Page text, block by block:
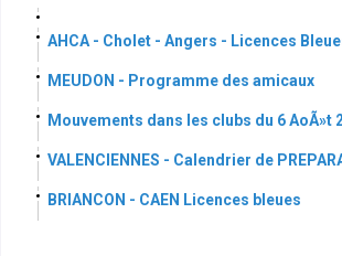
AHCA - Cholet - Angers - Licences
MEUDON - Programme des amicaux
Mouvements dans les clubs du 6 AoÃ»t
VALENCIENNES - Calendrier de
BRIANCON - CAEN Licences bleues